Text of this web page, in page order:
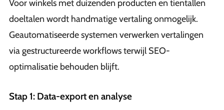
Voor winkels met duizenden producten en tientallen
doeltalen wordt handmatige vertaling onmogelijk.
Geautomatiseerde systemen verwerken vertalingen
via gestructureerde workflows terwijl SEO-
optimalisatie behouden blijft.
Stap 1: Data-export en analyse